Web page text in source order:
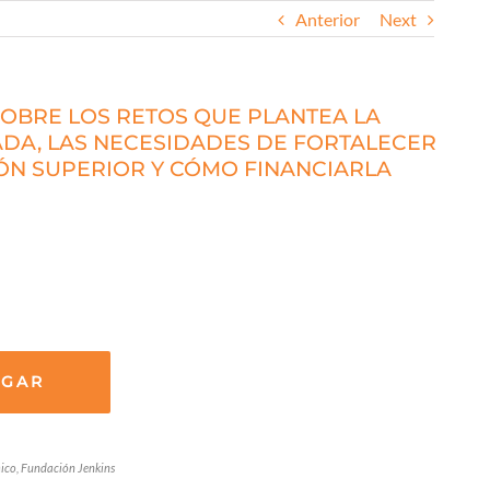
Anterior Next
LOS RETOS QUE PLANTEA LA
LAS NECESIDADES DE FORTALECER
SUPERIOR Y CÓMO FINANCIARLA
Fundación Jenkins